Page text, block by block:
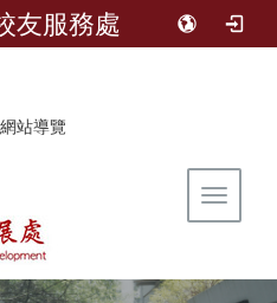
友服務處
網站導覽
Toggle